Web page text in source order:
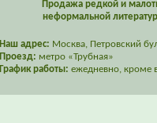
Продажа редкой и
неформальной
Наш адрес: Москва, Петровский
Проезд: метро «Трубная»
График работы: ежедневно, кроме